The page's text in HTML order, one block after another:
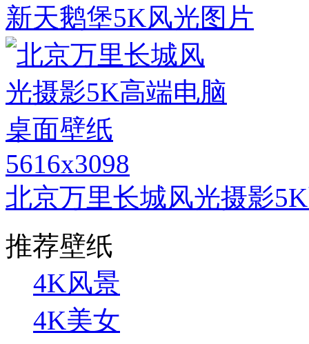
新天鹅堡5K风光图片
5616x3098
北京万里长城风光摄影
推荐壁纸
4K风景
4K美女